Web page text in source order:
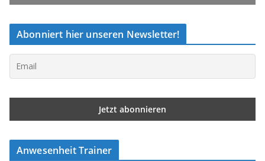
Abonniert hier unseren Newsletter!
Anwesenheit Trainer